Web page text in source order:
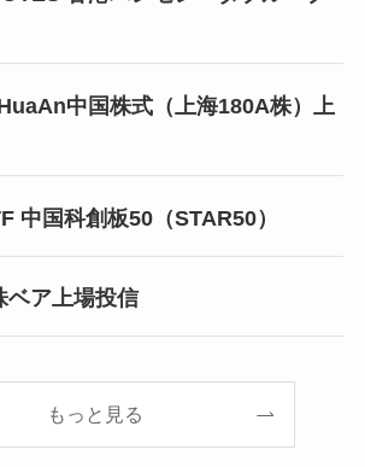
中国株式（上海180A株）上
中国科創板50（STAR50）
ベア上場投信
もっと見る